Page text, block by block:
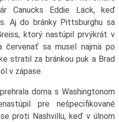
Canucks Eddie Läck, keď
Aj do bránky Pittsburghu sa
ktorý nastúpil prvýkrát v
červenať sa musel najmä po
stratil za bránkou puk a Brad
v zápase.
doma s Washingtonom
pre nešpecifikované
proti Nashvillu, keď v úlnom